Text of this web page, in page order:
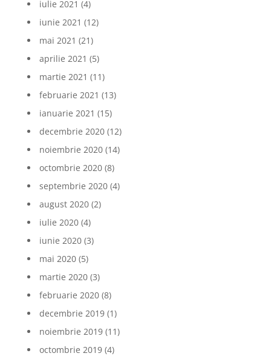
iulie 2021 (4)
iunie 2021 (12)
mai 2021 (21)
aprilie 2021 (5)
martie 2021 (11)
februarie 2021 (13)
ianuarie 2021 (15)
decembrie 2020(12)
noiembrie 2020(14)
octombrie 2020(8)
septembrie 2020(4)
august 2020(2)
iulie 2020(4)
iunie 2020(3)
mai 2020(5)
martie 2020(3)
februarie 2020(8)
decembrie 2019(1)
noiembrie 2019(11)
octombrie 2019(4)